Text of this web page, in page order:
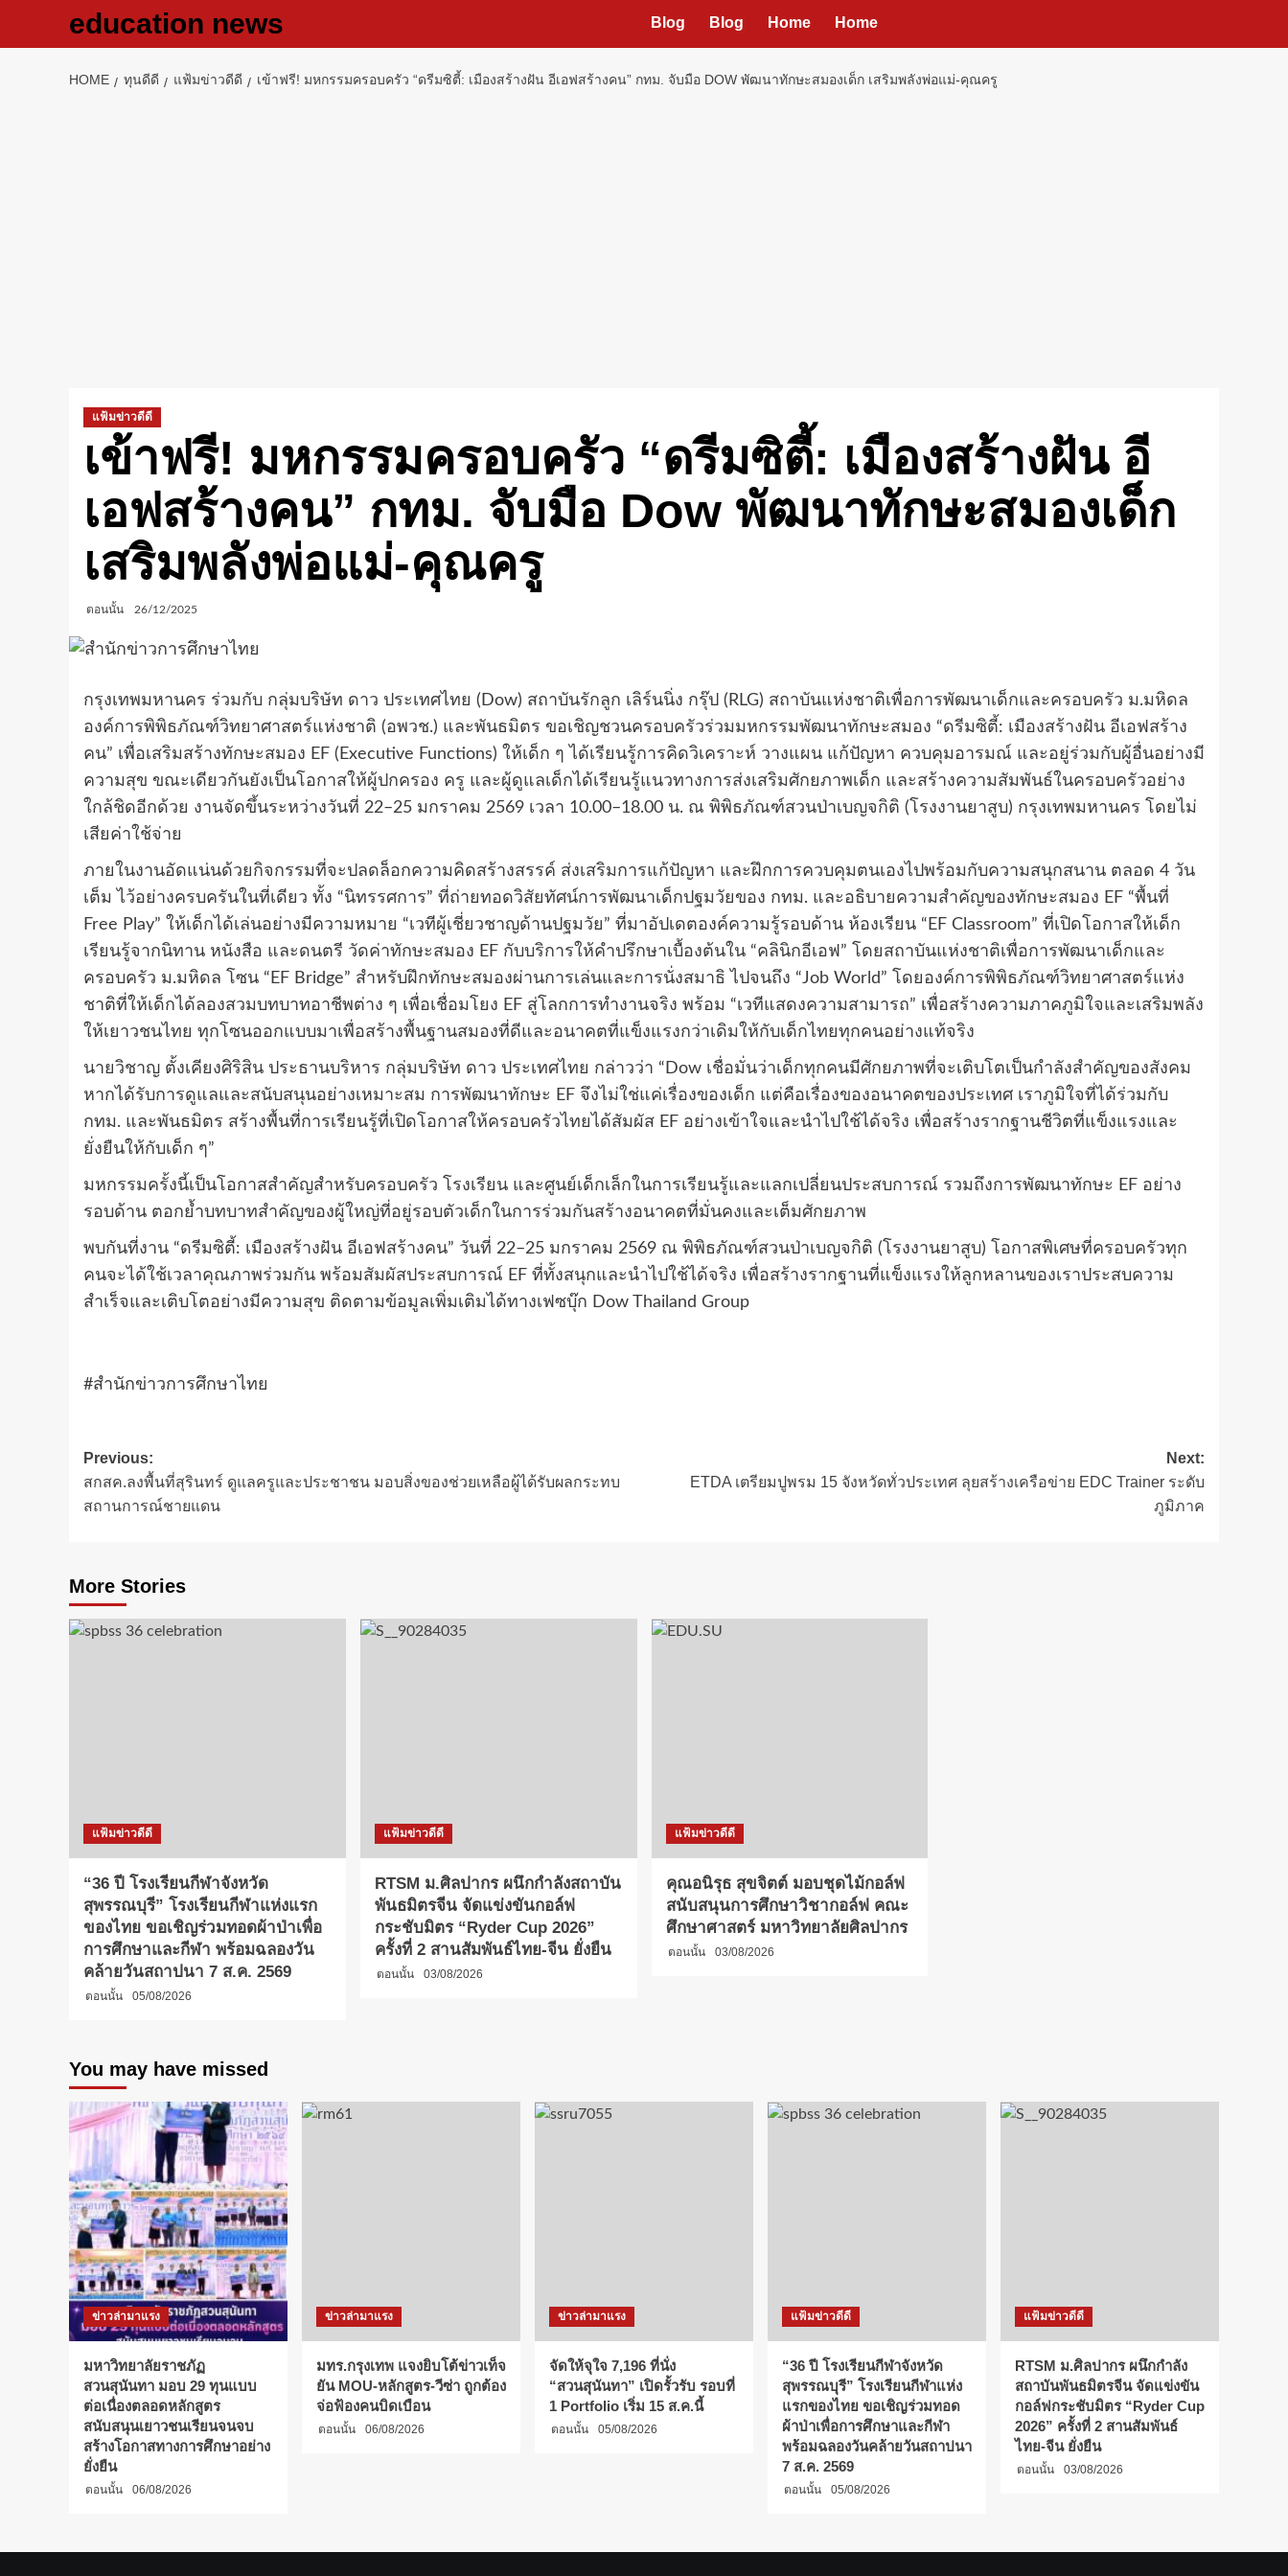
education news Blog Blog Home Home
HOME ทุนดีดี แฟ้มข่าวดีดี เข้าฟรี! มหกรรมครอบครัว “ดรีมซิตี้: เมืองสร้างฝัน อีเอฟสร้างคน” กทม. จับมือ DOW พัฒนาทักษะสมองเด็ก เสริมพลังพ่อแม่-คุณครู
แฟ้มข่าวดีดี
เข้าฟรี! มหกรรมครอบครัว “ดรีมซิตี้: เมืองสร้างฝัน อี
เอฟสร้างคน” กทม. จับมือ Dow พัฒนาทักษะสมองเด็ก
เสริมพลังพ่อแม่-คุณครู
ตอนนั้น 26/12/2025
กรุงเทพมหานคร ร่วมกับ กลุ่มบริษัท ดาว ประเทศไทย (Dow) สถาบันรักลูก เลิร์นนิ่ง กรุ๊ป (RLG) สถาบันแห่งชาติเพื่อการพัฒนาเด็กและครอบครัว ม.มหิดล
องค์การพิพิธภัณฑ์วิทยาศาสตร์แห่งชาติ (อพวช.) และพันธมิตร ขอเชิญชวนครอบครัวร่วมมหกรรมพัฒนาทักษะสมอง “ดรีมซิตี้: เมืองสร้างฝัน อีเอฟสร้าง
คน” เพื่อเสริมสร้างทักษะสมอง EF (Executive Functions) ให้เด็ก ๆ ได้เรียนรู้การคิดวิเคราะห์ วางแผน แก้ปัญหา ควบคุมอารมณ์ และอยู่ร่วมกับผู้อื่นอย่างมี
ความสุข ขณะเดียวกันยังเป็นโอกาสให้ผู้ปกครอง ครู และผู้ดูแลเด็กได้เรียนรู้แนวทางการส่งเสริมศักยภาพเด็ก และสร้างความสัมพันธ์ในครอบครัวอย่าง
ใกล้ชิดอีกด้วย งานจัดขึ้นระหว่างวันที่ 22–25 มกราคม 2569 เวลา 10.00–18.00 น. ณ พิพิธภัณฑ์สวนป่าเบญจกิติ (โรงงานยาสูบ) กรุงเทพมหานคร โดยไม่
เสียค่าใช้จ่าย
ภายในงานอัดแน่นด้วยกิจกรรมที่จะปลดล็อกความคิดสร้างสรรค์ ส่งเสริมการแก้ปัญหา และฝึกการควบคุมตนเองไปพร้อมกับความสนุกสนาน ตลอด 4 วัน
เต็ม ไว้อย่างครบครันในที่เดียว ทั้ง “นิทรรศการ” ที่ถ่ายทอดวิสัยทัศน์การพัฒนาเด็กปฐมวัยของ กทม. และอธิบายความสำคัญของทักษะสมอง EF “พื้นที่
Free Play” ให้เด็กได้เล่นอย่างมีความหมาย “เวทีผู้เชี่ยวชาญด้านปฐมวัย” ที่มาอัปเดตองค์ความรู้รอบด้าน ห้องเรียน “EF Classroom” ที่เปิดโอกาสให้เด็ก
เรียนรู้จากนิทาน หนังสือ และดนตรี วัดค่าทักษะสมอง EF กับบริการให้คำปรึกษาเบื้องต้นใน “คลินิกอีเอฟ” โดยสถาบันแห่งชาติเพื่อการพัฒนาเด็กและ
ครอบครัว ม.มหิดล โซน “EF Bridge” สำหรับฝึกทักษะสมองผ่านการเล่นและการนั่งสมาธิ ไปจนถึง “Job World” โดยองค์การพิพิธภัณฑ์วิทยาศาสตร์แห่ง
ชาติที่ให้เด็กได้ลองสวมบทบาทอาชีพต่าง ๆ เพื่อเชื่อมโยง EF สู่โลกการทำงานจริง พร้อม “เวทีแสดงความสามารถ” เพื่อสร้างความภาคภูมิใจและเสริมพลัง
ให้เยาวชนไทย ทุกโซนออกแบบมาเพื่อสร้างพื้นฐานสมองที่ดีและอนาคตที่แข็งแรงกว่าเดิมให้กับเด็กไทยทุกคนอย่างแท้จริง
นายวิชาญ ตั้งเคียงศิริสิน ประธานบริหาร กลุ่มบริษัท ดาว ประเทศไทย กล่าวว่า “Dow เชื่อมั่นว่าเด็กทุกคนมีศักยภาพที่จะเติบโตเป็นกำลังสำคัญของสังคม
หากได้รับการดูแลและสนับสนุนอย่างเหมาะสม การพัฒนาทักษะ EF จึงไม่ใช่แค่เรื่องของเด็ก แต่คือเรื่องของอนาคตของประเทศ เราภูมิใจที่ได้ร่วมกับ
กทม. และพันธมิตร สร้างพื้นที่การเรียนรู้ที่เปิดโอกาสให้ครอบครัวไทยได้สัมผัส EF อย่างเข้าใจและนำไปใช้ได้จริง เพื่อสร้างรากฐานชีวิตที่แข็งแรงและ
ยั่งยืนให้กับเด็ก ๆ”
มหกรรมครั้งนี้เป็นโอกาสสำคัญสำหรับครอบครัว โรงเรียน และศูนย์เด็กเล็กในการเรียนรู้และแลกเปลี่ยนประสบการณ์ รวมถึงการพัฒนาทักษะ EF อย่าง
รอบด้าน ตอกย้ำบทบาทสำคัญของผู้ใหญ่ที่อยู่รอบตัวเด็กในการร่วมกันสร้างอนาคตที่มั่นคงและเต็มศักยภาพ
พบกันที่งาน “ดรีมซิตี้: เมืองสร้างฝัน อีเอฟสร้างคน” วันที่ 22–25 มกราคม 2569 ณ พิพิธภัณฑ์สวนป่าเบญจกิติ (โรงงานยาสูบ) โอกาสพิเศษที่ครอบครัวทุก
คนจะได้ใช้เวลาคุณภาพร่วมกัน พร้อมสัมผัสประสบการณ์ EF ที่ทั้งสนุกและนำไปใช้ได้จริง เพื่อสร้างรากฐานที่แข็งแรงให้ลูกหลานของเราประสบความ
สำเร็จและเติบโตอย่างมีความสุข ติดตามข้อมูลเพิ่มเติมได้ทางเฟซบุ๊ก Dow Thailand Group
#สำนักข่าวการศึกษาไทย
Post
navigation
Previous:
สกสค.ลงพื้นที่สุรินทร์ ดูแลครูและประชาชน มอบสิ่งของช่วยเหลือผู้ได้รับผลกระทบ
สถานการณ์ชายแดน
Next:
ETDA เตรียมปูพรม 15 จังหวัดทั่วประเทศ ลุยสร้างเครือข่าย EDC Trainer ระดับ
ภูมิภาค
More Stories
แฟ้มข่าวดีดี
“36 ปี โรงเรียนกีฬาจังหวัด
สุพรรณบุรี” โรงเรียนกีฬาแห่งแรก
ของไทย ขอเชิญร่วมทอดผ้าป่าเพื่อ
การศึกษาและกีฬา พร้อมฉลองวัน
คล้ายวันสถาปนา 7 ส.ค. 2569
ตอนนั้น 05/08/2026
แฟ้มข่าวดีดี
RTSM ม.ศิลปากร ผนึกกำลังสถาบัน
พันธมิตรจีน จัดแข่งขันกอล์ฟ
กระชับมิตร “Ryder Cup 2026”
ครั้งที่ 2 สานสัมพันธ์ไทย-จีน ยั่งยืน
ตอนนั้น 03/08/2026
แฟ้มข่าวดีดี
คุณอนิรุธ สุขจิตต์ มอบชุดไม้กอล์ฟ
สนับสนุนการศึกษาวิชากอล์ฟ คณะ
ศึกษาศาสตร์ มหาวิทยาลัยศิลปากร
ตอนนั้น 03/08/2026
You may have missed
ข่าวล่ามาแรง
มหาวิทยาลัยราชภัฏ
สวนสุนันทา มอบ 29 ทุนแบบ
ต่อเนื่องตลอดหลักสูตร
สนับสนุนเยาวชนเรียนจนจบ
สร้างโอกาสทางการศึกษาอย่าง
ยั่งยืน
ตอนนั้น 06/08/2026
ข่าวล่ามาแรง
มทร.กรุงเทพ แจงยิบโต้ข่าวเท็จ
ยัน MOU-หลักสูตร-วีซ่า ถูกต้อง
จ่อฟ้องคนบิดเบือน
ตอนนั้น 06/08/2026
ข่าวล่ามาแรง
จัดให้จุใจ 7,196 ที่นั่ง
“สวนสุนันทา” เปิดรั้วรับ รอบที่
1 Portfolio เริ่ม 15 ส.ค.นี้
ตอนนั้น 05/08/2026
แฟ้มข่าวดีดี
“36 ปี โรงเรียนกีฬาจังหวัด
สุพรรณบุรี” โรงเรียนกีฬาแห่ง
แรกของไทย ขอเชิญร่วมทอด
ผ้าป่าเพื่อการศึกษาและกีฬา
พร้อมฉลองวันคล้ายวันสถาปนา
7 ส.ค. 2569
ตอนนั้น 05/08/2026
แฟ้มข่าวดีดี
RTSM ม.ศิลปากร ผนึกกำลัง
สถาบันพันธมิตรจีน จัดแข่งขัน
กอล์ฟกระชับมิตร “Ryder Cup
2026” ครั้งที่ 2 สานสัมพันธ์
ไทย-จีน ยั่งยืน
ตอนนั้น 03/08/2026